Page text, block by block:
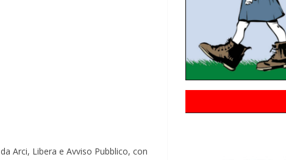
Arci, Libera e Avviso Pubblico, con